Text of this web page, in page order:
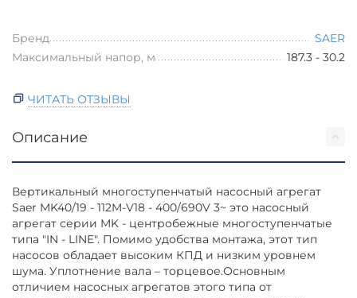
Бренд
SAER
Максимальный напор, м
187.3 - 30.2
ЧИТАТЬ ОТЗЫВЫ
Описание
Вертикальный многоступенчатый насосный агрегат
Saer MK40/19 - 112M-V18 - 400/690V 3~ это насосный
агрегат серии MK - центробежные многоступенчатые
типа "IN - LINE". Помимо удобства монтажа, этот тип
насосов обладает высоким КПД и низким уровнем
шума. Уплотнение вала – торцевое.Основным
отличием насосных агрегатов этого типа от